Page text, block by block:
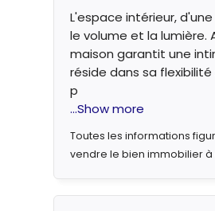
L'espace intérieur,
le volume et la lumière.
maison garantit une
réside dans sa
p
...Show more
Toutes les informations
vendre le bien immobilier